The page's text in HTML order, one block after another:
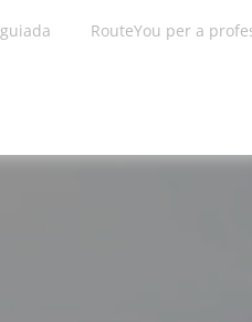
RouteYou per a